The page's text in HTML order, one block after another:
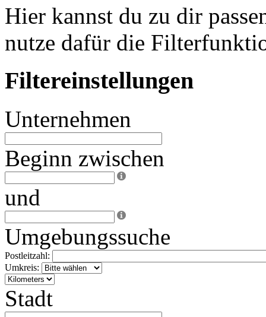
Hier kannst du zu dir
nutze dafür die
Filtereinstellungen
Unternehmen
Beginn zwischen
und
Umgebungssuche
Postleitzahl:
Umkreis:
Stadt